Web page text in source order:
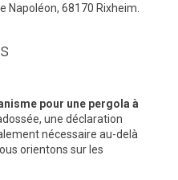
Napoléon, 68170 Rixheim.
pour une pergola à
une déclaration
nécessaire au-delà
orientons sur les